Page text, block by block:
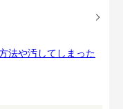
法や汚してしまった